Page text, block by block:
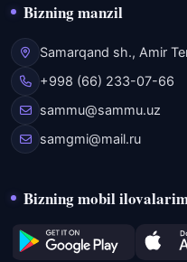
Bizning manzil
Samarqand sh., Amir
+998 (66) 233-07-66
sammu@sammu.uz
samgmi@mail.ru
Bizning mobil